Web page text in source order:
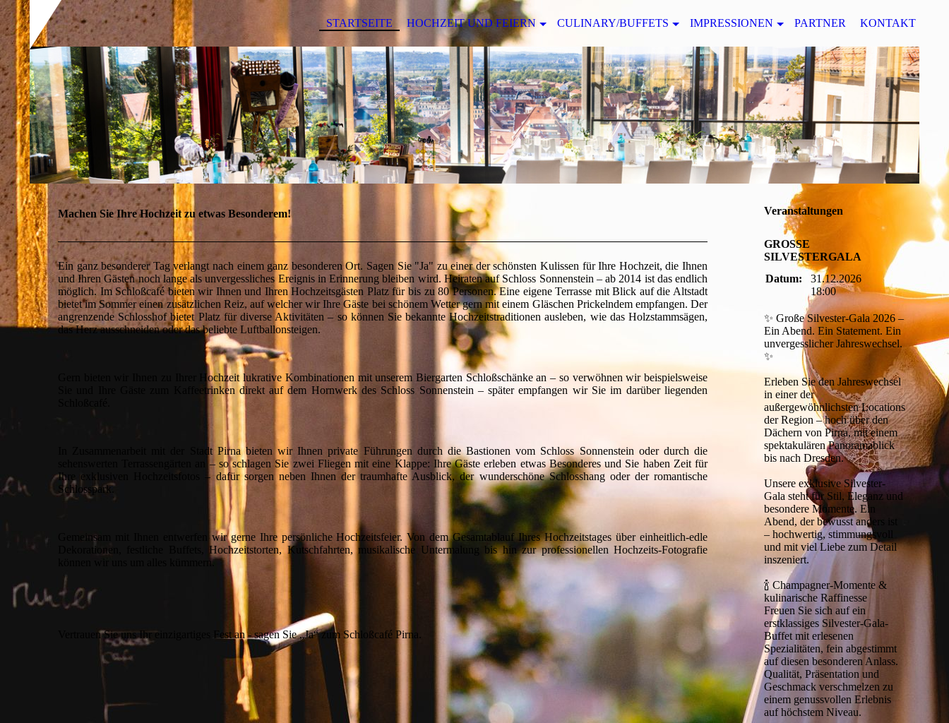
STARTSEITE HOCHZEIT UND FEIERN CULINARY/BUFFETS IMPRESSIONEN PARTNER KONTAKT
Machen Sie Ihre Hochzeit zu etwas Besonderem!
Ein ganz besonderer Tag verlangt nach einem ganz besonderen Ort. Sagen Sie "Ja" zu einer der schönsten Kulissen für Ihre Hochzeit, die Ihnen
und Ihren Gästen noch lange als unvergessliches Ereignis in Erinnerung bleiben wird. Heiraten auf Schloss Sonnenstein – ab 2014 ist das endlich
möglich. Im Schloßcafé bieten wir Ihnen und Ihren Hochzeitsgästen Platz für bis zu 80 Personen. Eine eigene Terrasse mit Blick auf die Altstadt
bietet im Sommer einen zusätzlichen Reiz, auf welcher wir Ihre Gäste bei schönem Wetter gern mit einem Gläschen Prickelndem empfangen. Der
angrenzende Schlosshof bietet Platz für diverse Aktivitäten – so können Sie bekannte Hochzeitstraditionen ausleben, wie das Holzstammsägen,
das Herz ausschneiden oder das beliebte Luftballonsteigen.
Gern bieten wir Ihnen zu Ihrer Hochzeit lukrative Kombinationen mit unserem Biergarten Schloßschänke an – so verwöhnen wir beispielsweise
Sie und Ihre Gäste zum Kaffeetrinken direkt auf dem Hornwerk des Schloss Sonnenstein – später empfangen wir Sie im darüber liegenden
In Zusammenarbeit mit der Stadt Pirna bieten wir Ihnen private Führungen durch die Bastionen vom Schloss Sonnenstein oder durch die
sehenswerten Terrassengärten an – so schlagen Sie zwei Fliegen mit eine Klappe: Ihre Gäste erleben etwas Besonderes und Sie haben Zeit für
Ihre exklusiven Hochzeitsfotos – dafür sorgen neben Ihnen der traumhafte Ausblick, der wunderschöne Schlosshang oder der romantische
Schlosspark.
Gemeinsam mit Ihnen entwerfen wir gerne Ihre persönliche Hochzeitsfeier. Von dem Gesamtablauf Ihres Hochzeitstages über einheitlich-edle
Dekorationen, festliche Buffets, Hochzeitstorten, Kutschfahrten, musikalische Untermalung bis hin zur professionellen Hochzeits-Fotografie
können wir uns um alles kümmern.
Vertrauen Sie uns Ihr einzigartiges Fest an - sagen Sie „Ja“ zum Schloßcafé Pirna.
Veranstaltungen
GROSSE
SILVESTERGALA
Datum:
31.12.2026
18:00
✨ Große Silvester-Gala 2026 –
Ein Abend. Ein Statement. Ein
unvergesslicher Jahreswechsel.
✨
Erleben Sie den Jahreswechsel
in einer der
außergewöhnlichsten Locations
der Region – hoch über den
Dächern von Pirna, mit einem
spektakulären Panoramablick
bis nach Dresden.
Unsere exklusive Silvester-
Gala steht für Stil, Eleganz und
besondere Momente. Ein
Abend, der bewusst anders ist
– hochwertig, stimmungsvoll
und mit viel Liebe zum Detail
inszeniert.
🍾 Champagner-Momente &
kulinarische Raffinesse
Freuen Sie sich auf ein
erstklassiges Silvester-Gala-
Buffet mit erlesenen
Spezialitäten, fein abgestimmt
auf diesen besonderen Anlass.
Qualität, Präsentation und
Geschmack verschmelzen zu
einem genussvollen Erlebnis
auf höchstem Niveau.